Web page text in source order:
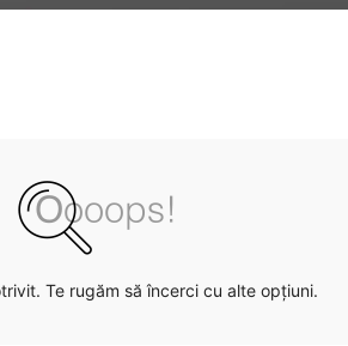
Te rugăm să încerci cu alte opțiuni.